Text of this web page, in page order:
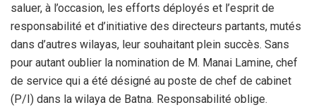
saluer, à l’occasion, les efforts déployés et l’esprit de
responsabilité et d’initiative des directeurs partants, mutés
dans d’autres wilayas, leur souhaitant plein succès. Sans
pour autant oublier la nomination de M. Manai Lamine, chef
de service qui a été désigné au poste de chef de cabinet
(P/I) dans la wilaya de Batna. Responsabilité oblige.